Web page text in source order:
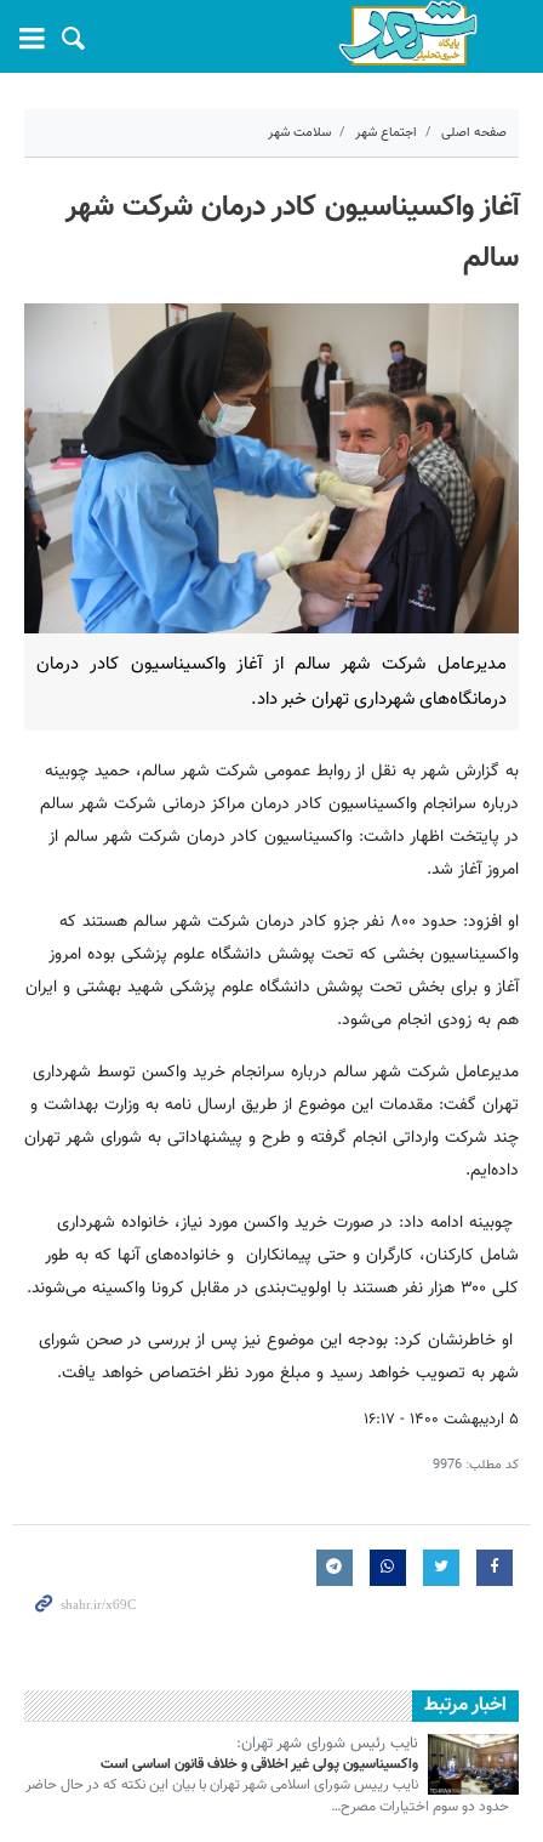
صفحه اصلی اجتماع شهر سلامت شهر
کد مطلب:
آغاز واکسیناسیون کادر درمان شرکت شهر
سالم
مدیرعامل شرکت شهر سالم از آغاز واکسیناسیون کادر درمان
درمانگاه‌های شهرداری تهران خبر داد.
به گزارش شهر به نقل از روابط عمومی شرکت شهر سالم، حمید چوبینه
درباره سرانجام واکسیناسیون کادر درمان مراکز درمانی شرکت شهر سالم
در پایتخت اظهار داشت: ‌واکسیناسیون کادر درمان شرکت شهر سالم از
امروز آغاز شد.
او افزود: حدود ۸۰۰ نفر جزو کادر درمان شرکت شهر سالم هستند که
واکسیناسیون بخشی که تحت پوشش دانشگاه علوم پزشکی بوده امروز
آغاز و برای بخش تحت پوشش دانشگاه علوم پزشکی شهید بهشتی و ایران
هم به زودی انجام می‌شود.
مدیرعامل شرکت شهر سالم درباره سرانجام خرید واکسن توسط شهرداری
تهران گفت: مقدمات این موضوع از طریق ارسال نامه به وزارت بهداشت و
چند شرکت وارداتی انجام گرفته و طرح و پیشنهاداتی به شورای شهر تهران
داده‌ایم.
چوبینه ادامه داد: در صورت خرید واکسن مورد نیاز، خانواده شهرداری
شامل کارکنان، کارگران و حتی پیمانکاران و خانواده‌های آنها که به طور
کلی ۳۰۰ هزار نفر هستند با اولویت‌بندی در مقابل کرونا واکسینه می‌شوند.
او خاطرنشان کرد: بودجه این موضوع نیز پس از بررسی در صحن شورای
شهر به تصویب خواهد رسید و مبلغ مورد نظر اختصاص خواهد یافت.
۵ اردیبهشت ۱۴۰۰ - ۱۶:۱۷
کد مطلب: 9976
اخبار مرتبط
نایب رئیس شورای شهر تهران:
واکسیناسیون پولی غیر اخلاقی و خلاف قانون اساسی است
نایب رییس شورای اسلامی شهر تهران با بیان این نکته که در حال حاضر
حدود دو سوم اختیارات مصرح…